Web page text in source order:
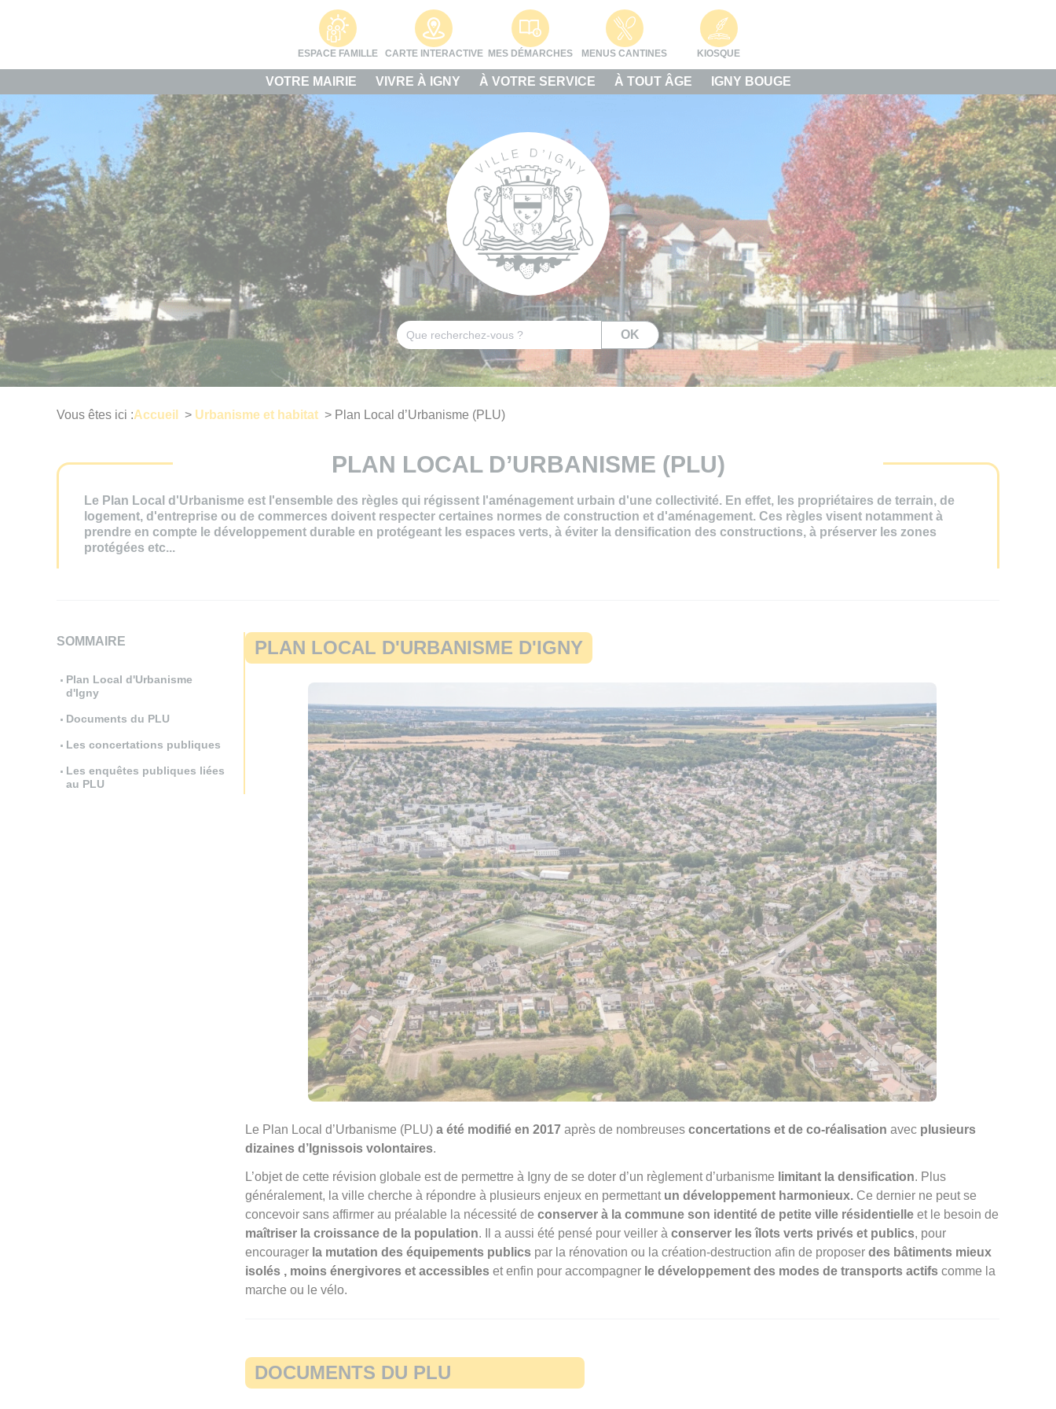
ESPACE FAMILLE CARTE INTERACTIVE MES DÉMARCHES MENUS CANTINES KIOSQUE
VOTRE MAIRIE VIVRE À IGNY À VOTRE SERVICE À TOUT ÂGE IGNY BOUGE
Rechercher OK
Vous êtes ici :Accueil > Urbanisme et habitat > Plan Local d’Urbanisme (PLU)
PLAN LOCAL D’URBANISME (PLU)
Le Plan Local d'Urbanisme est l'ensemble des règles qui régissent l'aménagement urbain d'une collectivité. En effet, les propriétaires de terrain, de
logement, d'entreprise ou de commerces doivent respecter certaines normes de construction et d'aménagement. Ces règles visent notamment à
prendre en compte le développement durable en protégeant les espaces verts, à éviter la densification des constructions, à préserver les zones
protégées etc...
SOMMAIRE
Plan Local d'Urbanisme
d'Igny
Documents du PLU
Les concertations publiques
Les enquêtes publiques liées
au PLU
PLAN LOCAL D'URBANISME D'IGNY
Le Plan Local d’Urbanisme (PLU) a été modifié en 2017 après de nombreuses concertations et de co-réalisation avec plusieurs
dizaines d’Ignissois volontaires.
L’objet de cette révision globale est de permettre à Igny de se doter d’un règlement d’urbanisme limitant la densification. Plus
généralement, la ville cherche à répondre à plusieurs enjeux en permettant un développement harmonieux. Ce dernier ne peut se
concevoir sans affirmer au préalable la nécessité de conserver à la commune son identité de petite ville résidentielle et le besoin de
maîtriser la croissance de la population. Il a aussi été pensé pour veiller à conserver les îlots verts privés et publics, pour
encourager la mutation des équipements publics par la rénovation ou la création-destruction afin de proposer des bâtiments mieux
isolés , moins énergivores et accessibles et enfin pour accompagner le développement des modes de transports actifs comme la
marche ou le vélo.
DOCUMENTS DU PLU